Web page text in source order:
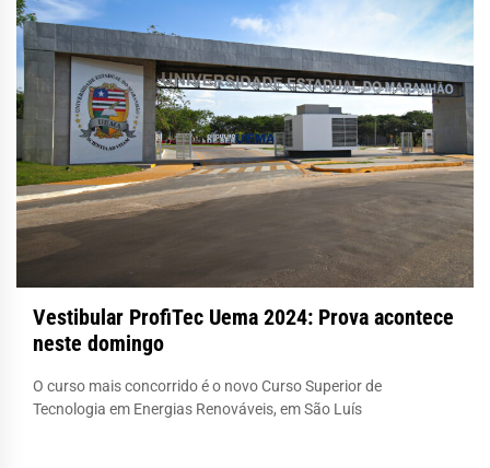
Vestibular ProfiTec Uema 2024: Prova acontece
neste domingo
O curso mais concorrido é o novo Curso Superior de
Tecnologia em Energias Renováveis, em São Luís